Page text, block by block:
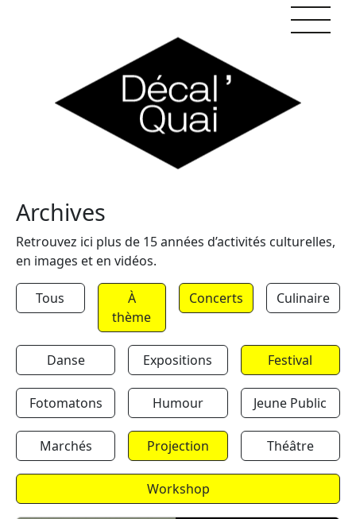
Archives
Retrouvez ici plus de 15 années d’activités culturelles,
en images et en vidéos.
Tous
À
thème
Concerts Culinaire
Danse Expositions Festival
Fotomatons Humour Jeune Public
Marchés Projection Théâtre
Workshop